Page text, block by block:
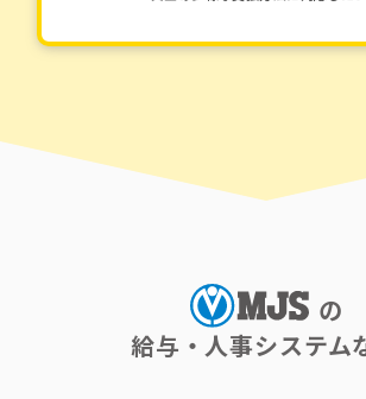
の
給与・人事システム